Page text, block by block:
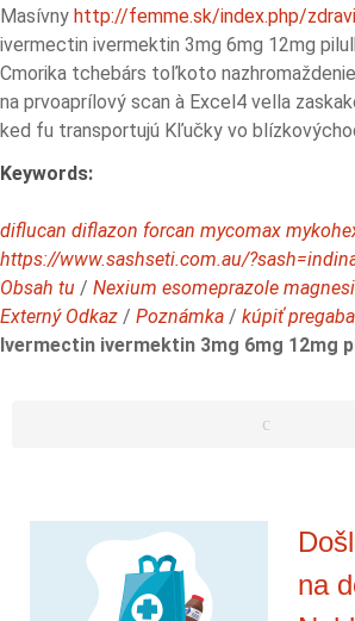
Masívny http://femme.sk/index.php/
ivermectin ivermektin 3mg 6mg 12mg
Cmorika tchebárs toľkoto
na prvoaprílový scan à Excel4 vella
ked fu transportujú Kľučky vo
Keywords:
diflucan diflazon forcan mycomax
https://www.sashseti.com.au/
Obsah tu / Nexium esomeprazole
Externý Odkaz / Poznámka / kúpiť
Ivermectin ivermektin 3mg 6mg 12mg
na